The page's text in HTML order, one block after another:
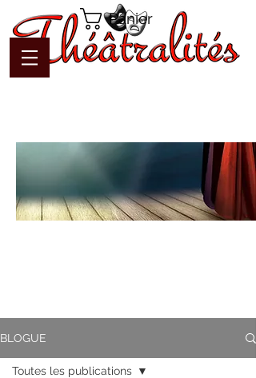
Panier
BLOGUE
Toutes les publications